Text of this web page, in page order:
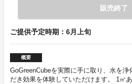
販売終了
ご提供予定時期：6月上旬
概要
GoGreenCubeを実際に手に取り、水を
だき効果を体験していただけます。 1㎥